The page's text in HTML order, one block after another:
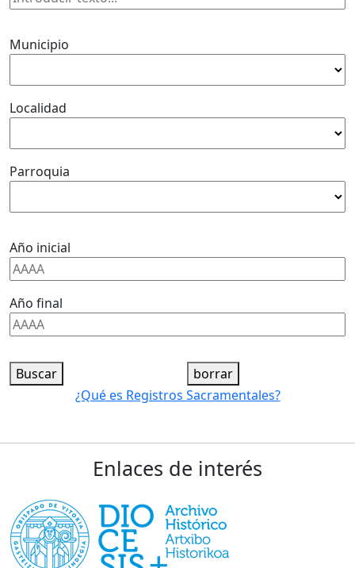
Municipio
Localidad
Parroquia
Año inicial
Año final
Buscar
borrar
¿Qué es Registros Sacramentales?
Enlaces de interés